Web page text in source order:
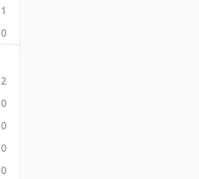
1
0
2
0
0
0
0